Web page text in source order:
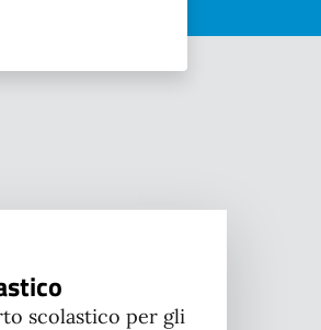
scolastico per gli